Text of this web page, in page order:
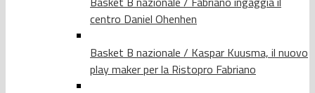
centro Daniel Ohenhen
Basket B nazionale / Kaspar Kuusma, il nuovo
play maker per la Ristopro Fabriano